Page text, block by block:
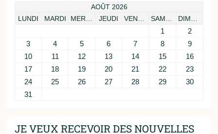
AOÛT 2026
LUNDI
MARDI MERCREDI JEUDI VENDREDI SAMEDI DIMANCHE
1
2
3
4 5 6 7 8
9
10
11 12 13 14 15
16
17
18 19 20 21 22
23
24
25 26 27 28 29
30
31
JE VEUX RECEVOIR DES NOUVELLES